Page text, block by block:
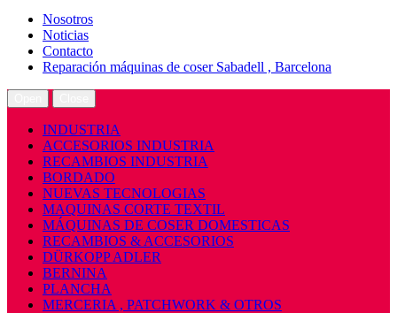
Nosotros
Noticias
Contacto
Reparación máquinas de coser Sabadell , Barcelona
INDUSTRIA
ACCESORIOS INDUSTRIA
RECAMBIOS INDUSTRIA
BORDADO
NUEVAS TECNOLOGIAS
MAQUINAS CORTE TEXTIL
MÁQUINAS DE COSER DOMESTICAS
RECAMBIOS & ACCESORIOS
DÜRKOPP ADLER
BERNINA
PLANCHA
MERCERIA , PATCHWORK & OTROS